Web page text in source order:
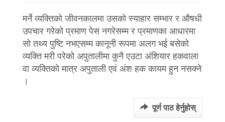
मर्ने व्यक्तिको जीवनकालमा उसको स्याहार सम्भार र औषधी
उपचार गरेको प्रमाण पेस नगरेसम्म र प्रमाणका आधारमा
सो तथ्य पुष्टि नभएसम्म कानूनी रूपमा अलग भई बसेको
व्यक्ति मरी परेको अपुतालीमा कुनै एउटा अंशियार हकवाला
वा व्यक्तिको मात्र अपुताली एवं अंश हक कायम हुन नसक्ने
।
पूर्ण पाठ हेर्नुहोस्